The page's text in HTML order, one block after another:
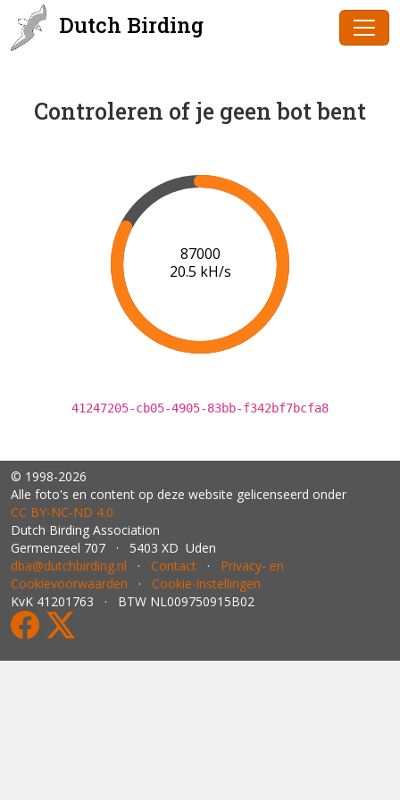
Dutch Birding
Controleren of je geen bot bent
89000
20.4 kH/s
41247205-cb05-4905-83bb-f342bf7bcfa8
© 1998-2026
Alle foto's en content op deze website gelicenseerd onder
CC BY‑NC‑ND 4.0
Dutch Birding Association
Germenzeel 707 · 5403 XD Uden
dba@dutchbirding.nl · Contact · Privacy- en
Cookievoorwaarden · Cookie-instellingen
KvK 41201763 · BTW NL009750915B02